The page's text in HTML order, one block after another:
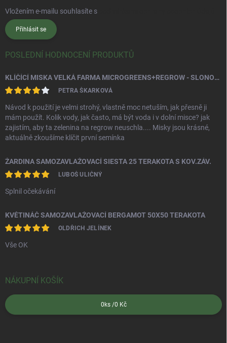
Vložením e-mailu souhlasíte s
Přihlásit se
POSLEDNÍ HODNOCENÍ PRODUKTŮ
KLÍČÍCÍ MISKA VELKÁ FARMA MICROGREENS+REGROW - SLONOVÁ KOST
PETRA ŠKARKOVÁ
Návod k použití je velmi strohý, vlastně moc netuším, jak přesně ji
mám použít. Kolik vody, jak často, má být voda i v dolní misce? jak
zajistím, aby ta zelenina na regrow neuschla.... Misky jsou krásné,
aktuálně zkoušíme klíčit první semínka
ŽARDINA SAMOZAVLAŽOVACÍ SIESTA 25 TERAKOTA S KOV.ZÁV.
LUBOŠ ULIČNÝ
Splnil očekávání
KVĚTINÁČ SAMOZAVLAŽOVACÍ BERGAMOT 50X50 TERAKOTA
OLDŘICH JELÍNEK
Vše OK
NÁKUPNÍ KOŠÍK
0 ks /0 Kč